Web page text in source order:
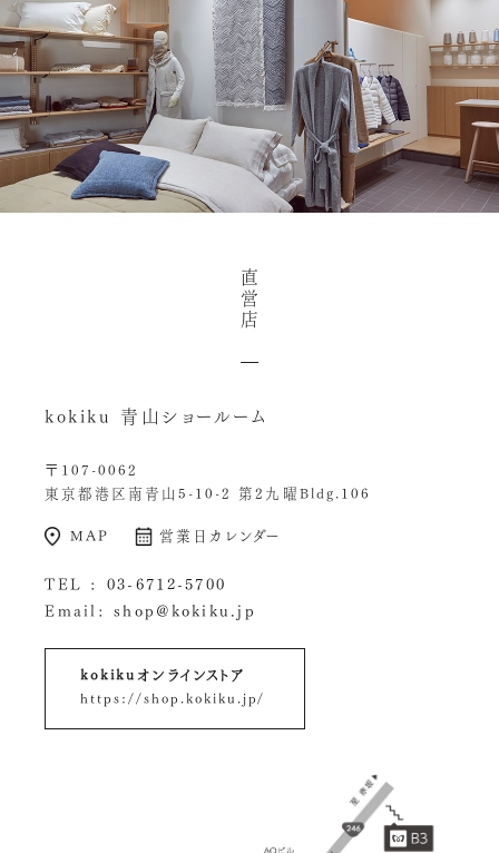
直
営
店
kokiku 青山ショールーム
〒107-0062
東京都港区南青山5-10-2 第2九曜Bldg.106
MAP 営業日カレンダー
TEL : 03-6712-5700
Email:shop@kokiku.jp
kokikuオンラインストア
https://shop.kokiku.jp/